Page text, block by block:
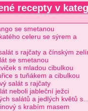
recepty v
se smetanou
celeru se sýrem a
s rajčaty a čínským
se smetanou
s mladou cibulkou
s tuňákem a cibulkou
salát s rajčaty
neboli jableční ježci
salátů a jedlých květů s
s krabím masem